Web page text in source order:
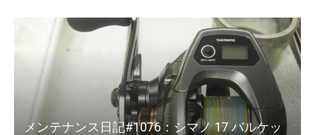
メンテナンス日記#1076：シマノ 17 バルケッ